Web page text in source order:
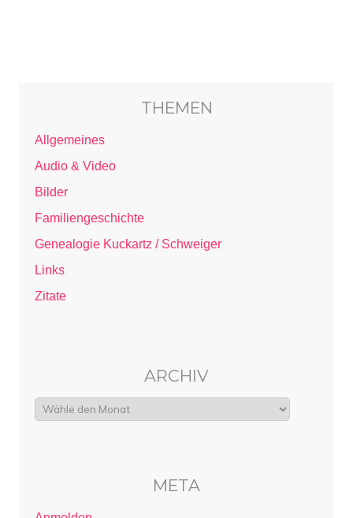
THEMEN
Allgemeines
Audio & Video
Bilder
Familiengeschichte
Genealogie Kuckartz / Schweiger
Links
Zitate
ARCHIV
META